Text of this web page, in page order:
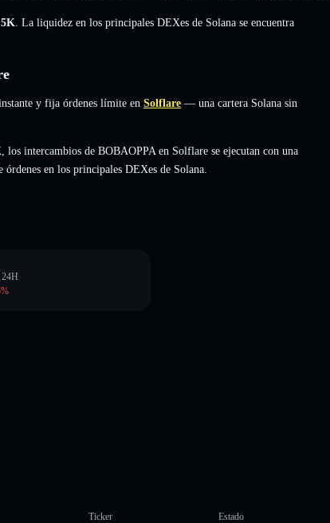
. La liquidez en los principales DEXes de Solana se encuentra
y fija órdenes límite en Solflare — una cartera Solana sin
intercambios de BOBAOPPA en Solflare se ejecutan con una
en los principales DEXes de Solana.
%
Ticker Estado